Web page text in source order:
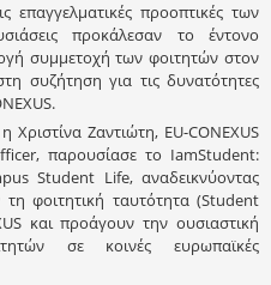
επαγγελματικές προοπτικές των
προκάλεσαν το έντονο
συμμετοχή των φοιτητών στον
συζήτηση για τις δυνατότητες
Ζαντιώτη, EU-CONEXUS
παρουσίασε το IamStudent:
Student Life, αναδεικνύοντας
φοιτητική ταυτότητα (Student
και προάγουν την ουσιαστική
σε κοινές ευρωπαϊκές